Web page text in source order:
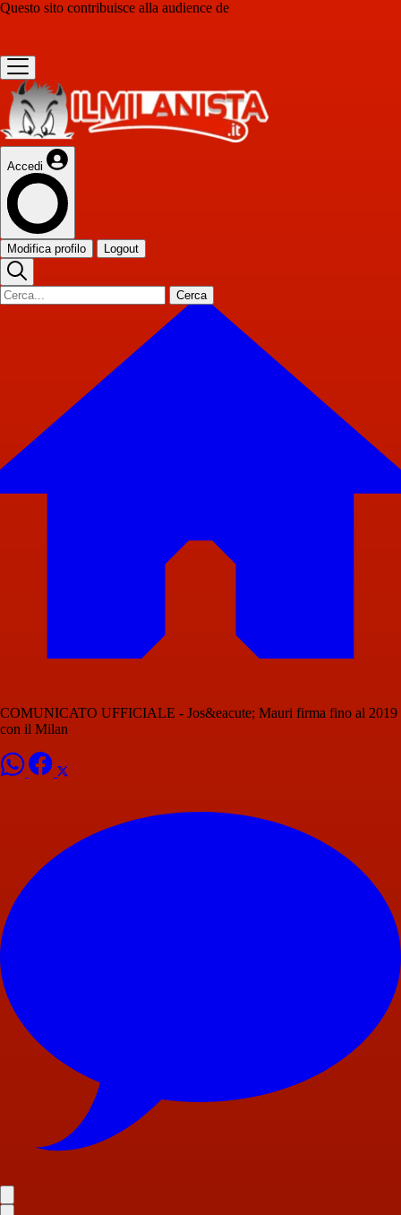
Questo sito contribuisce alla audience de
Accedi
Modifica profilo Logout
Cerca
COMUNICATO UFFICIALE - Jos&eacute; Mauri firma fino al 2019
con il Milan